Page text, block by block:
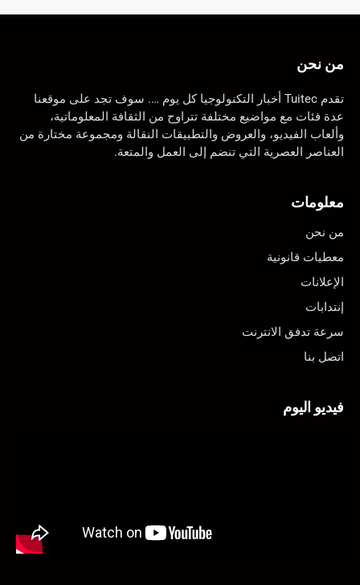
من نحن
تقدم Tuitec أخبار التكنولوجيا كل يوم …. سوف تجد على موقعنا
عدة فئات مع مواضيع مختلفة تتراوح من الثقافة المعلوماتية،
وألعاب الفيديو، والعروض والتطبيقات النقالة ومجموعة مختارة من
العناصر العصرية التي تنضم إلى العمل والمتعة.
معلومات
من نحن
معطيات قانونية
الإعلانات
إنتدابات
سرعة تدفق الانترنت
اتصل بنا
فيديو اليوم